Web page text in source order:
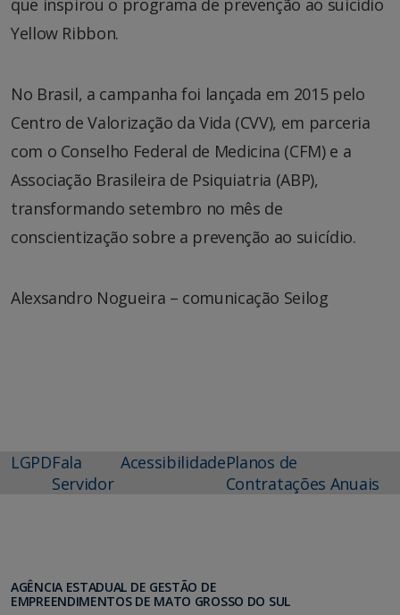
Yellow Ribbon.
No Brasil, a campanha foi lançada em 2015 pelo
Centro de Valorização da Vida (CVV), em parceria
com o Conselho Federal de Medicina (CFM) e a
Associação Brasileira de Psiquiatria (ABP),
transformando setembro no mês de
conscientização sobre a prevenção ao suicídio.
Alexsandro Nogueira – comunicação Seilog
LGPDFala
Servidor
AcessibilidadePlanos de
Contratações Anuais
AGÊNCIA ESTADUAL DE GESTÃO DE
EMPREENDIMENTOS DE MATO GROSSO DO SUL